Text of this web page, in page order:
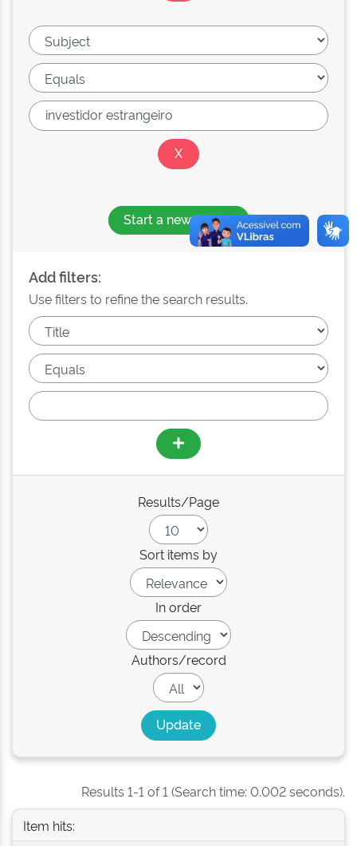
Start a new search
Add filters:
Use filters to refine the search results.
Results/Page
Sort items by
In order
Authors/record
Results 1-1 of 1 (Search time: 0.002 seconds).
Item hits: